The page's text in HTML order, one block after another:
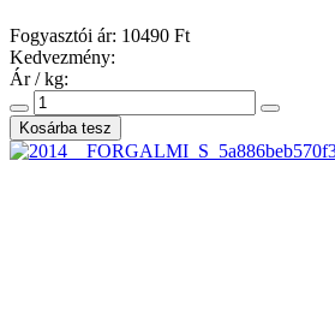
Fogyasztói ár: 10490 Ft
Kedvezmény:
Ár / kg: